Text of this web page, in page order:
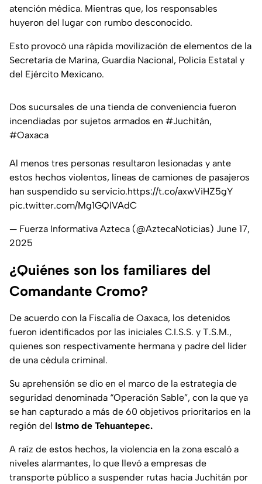
atención médica. Mientras que, los responsables
huyeron del lugar con rumbo desconocido.
Esto provocó una rápida movilización de elementos de la
Secretaría de Marina, Guardia Nacional, Policía Estatal y
del Ejército Mexicano.
Dos sucursales de una tienda de conveniencia fueron
incendiadas por sujetos armados en #Juchitán,
#Oaxaca
Al menos tres personas resultaron lesionadas y ante
estos hechos violentos, líneas de camiones de pasajeros
han suspendido su servicio.https://t.co/axwViHZ5gY
pic.twitter.com/Mg1GQlVAdC
— Fuerza Informativa Azteca (@AztecaNoticias) June 17,
2025
¿Quiénes son los familiares del
Comandante Cromo?
De acuerdo con la Fiscalía de Oaxaca, los detenidos
fueron identificados por las iniciales C.I.S.S. y T.S.M.,
quienes son respectivamente hermana y padre del líder
de una cédula criminal.
Su aprehensión se dio en el marco de la estrategia de
seguridad denominada “Operación Sable”, con la que ya
se han capturado a más de 60 objetivos prioritarios en la
región del Istmo de Tehuantepec.
A raíz de estos hechos, la violencia en la zona escaló a
niveles alarmantes, lo que llevó a empresas de
transporte público a suspender rutas hacia Juchitán por